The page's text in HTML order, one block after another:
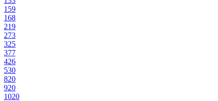
159
168
219
273
325
377
426
530
820
920
1020